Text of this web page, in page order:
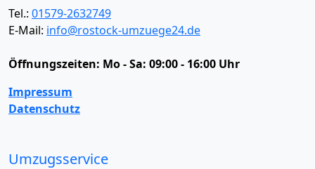
Tel.: 01579-2632749
E-Mail: info@rostock-umzuege24.de
Öffnungszeiten: Mo - Sa: 09:00 - 16:00 Uhr
Impressum
Datenschutz
Umzugsservice